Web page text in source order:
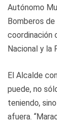
Autónomo
Bomberos
coordinación
Nacional y la
El Alcalde
puede, no
teniendo,
afuera.